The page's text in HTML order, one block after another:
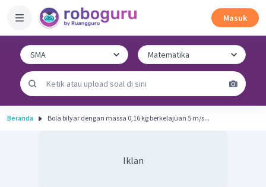
Masuk
Beranda Bola bilyar dengan massa 0,16 kg berkelajuan 5 m/s...
Iklan